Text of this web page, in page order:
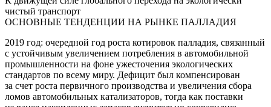
чистый транспорт
ОСНОВНЫЕ ТЕНДЕНЦИИ НА РЫНКЕ ПАЛЛАДИЯ
2019 год: очередной год роста котировок палладия, связанный
с устойчивым увеличением потребления в автомобильной
промышленности на фоне ужесточения экологических
стандартов по всему миру. Дефицит был компенсирован
за счет роста первичного производства и увеличения сбора
ломов автомобильных катализаторов, тогда как поставки